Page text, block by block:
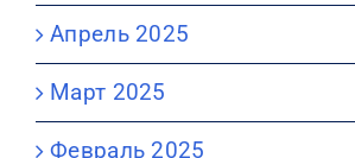
Апрель 2025
Март 2025
Февраль 2025